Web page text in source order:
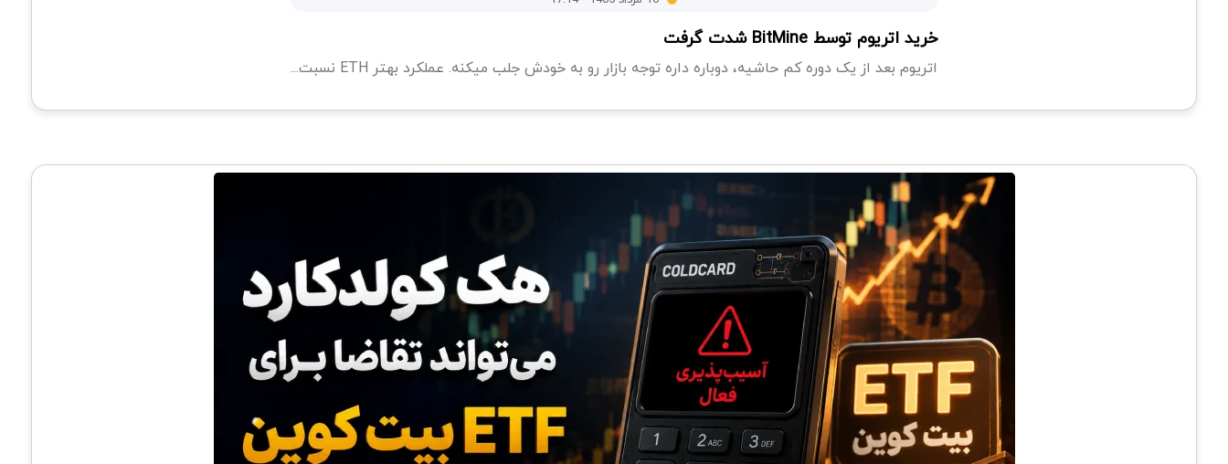
خرید اتریوم توسط BitMine شدت گرفت
اتریوم بعد از یک دوره کم حاشیه، دوباره داره توجه بازار رو به خودش جلب میکنه. عملکرد بهتر ETH نسبت...